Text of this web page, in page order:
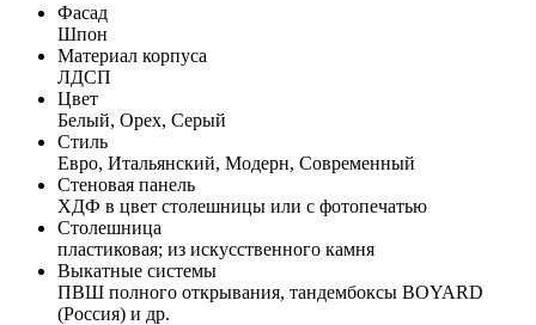
Фасад
Шпон
Материал корпуса
ЛДСП
Цвет
Белый, Орех, Серый
Стиль
Евро, Итальянский, Модерн, Современный
Стеновая панель
ХДФ в цвет столешницы или с фотопечатью
Столешница
пластиковая; из искусственного камня
Выкатные системы
ПВШ полного открывания, тандембоксы BOYARD
(Россия) и др.